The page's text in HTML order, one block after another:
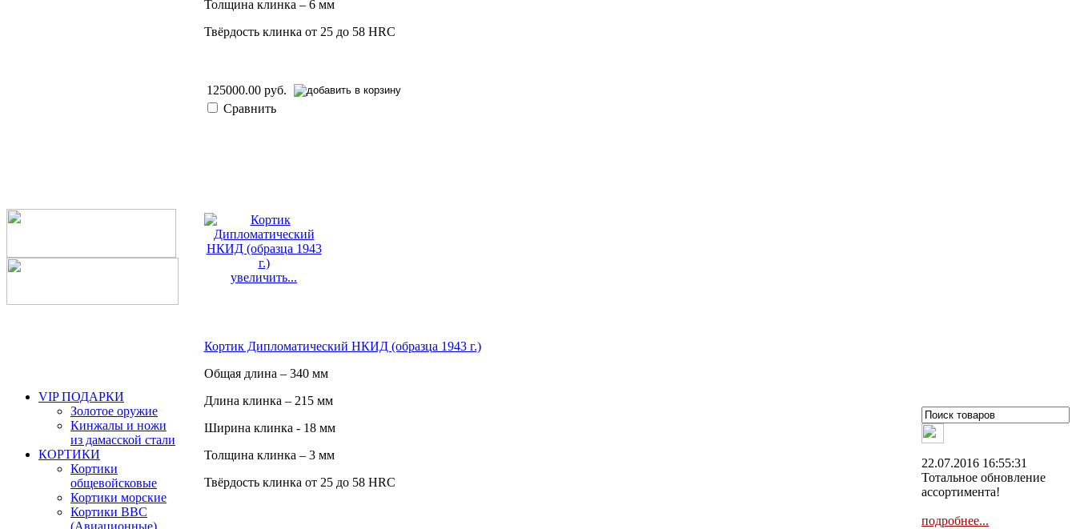
VIP ПОДАРКИ
Золотое оружие
Кинжалы и ножи
из дамасской стали
КОРТИКИ
Кортики
общевойсковые
Кортики морские
Кортики ВВС
(Авиационные)
Толщина клинка – 6 мм
Твёрдость клинка от 25 до 58 HRC
125000.00 руб.
Сравнить
увеличить...
Кортик Дипломатический НКИД (образца 1943 г.)
Общая длина – 340 мм
Длина клинка – 215 мм
Ширина клинка - 18 мм
Толщина клинка – 3 мм
Твёрдость клинка от 25 до 58 HRC
22.07.2016 16:55:31
Тотальное обновление
ассортимента!
подробнее...